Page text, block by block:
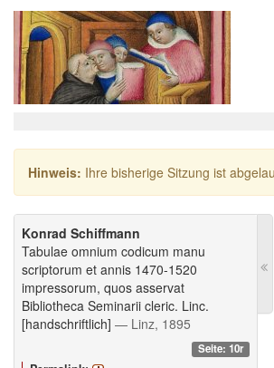
Hinweis: Ihre bisherige Sitzung ist
Konrad Schiffmann
Tabulae omnium codicum manu
scriptorum et annis 1470-1520
impressorum, quos asservat
Bibliotheca Seminarii cleric. Linc.
[handschriftlich] — Linz, 1895
Seite: 10r